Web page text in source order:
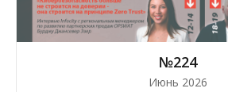
№224
Июнь 2026